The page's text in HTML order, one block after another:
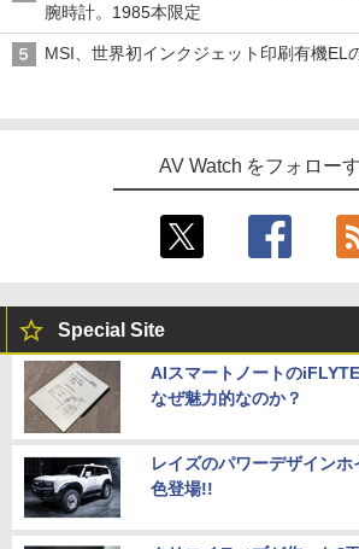
腕時計。1985本限定
MSI、世界初インクジェット印刷有機EL
AV Watch をフォロー
Special Site
AIスマートノートの
なぜ魅力的なのか？
レイズのパワーデザイン
色登場!!